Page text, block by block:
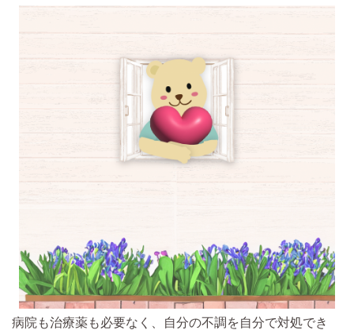
病院も治療薬も必要なく、自分の不調を自分で対処でき